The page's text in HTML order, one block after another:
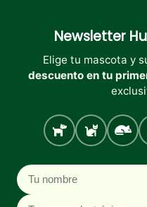
Newsletter
Elige tu mascota y
descuento en tu
Perro Gato
Nombre
Correo electrónico